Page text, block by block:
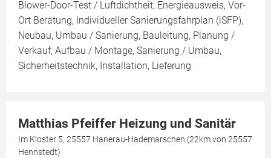
Blower-Door-Test / Luftdichtheit, Energieausweis, Vor-
Ort Beratung, Individueller Sanierungsfahrplan (iSFP),
Neubau, Umbau / Sanierung, Bauleitung, Planung /
Verkauf, Aufbau / Montage, Sanierung / Umbau,
Sicherheitstechnik, Installation, Lieferung
Matthias Pfeiffer Heizung und Sanitär
Im Kloster 5, 25557 Hanerau-Hademarschen (22km von 25557
Hennstedt)